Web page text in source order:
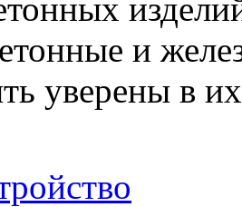
и
уверены в их